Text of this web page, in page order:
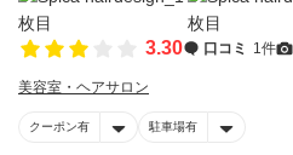
3.30 口コミ 1件
美容室・ヘアサロン
クーポン有 駐車場有